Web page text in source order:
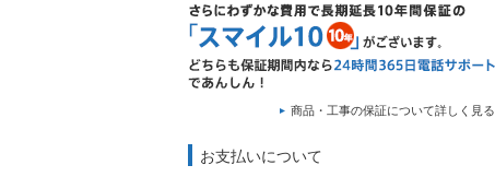
商品・工事の保証について詳しく見る
お支払いについて